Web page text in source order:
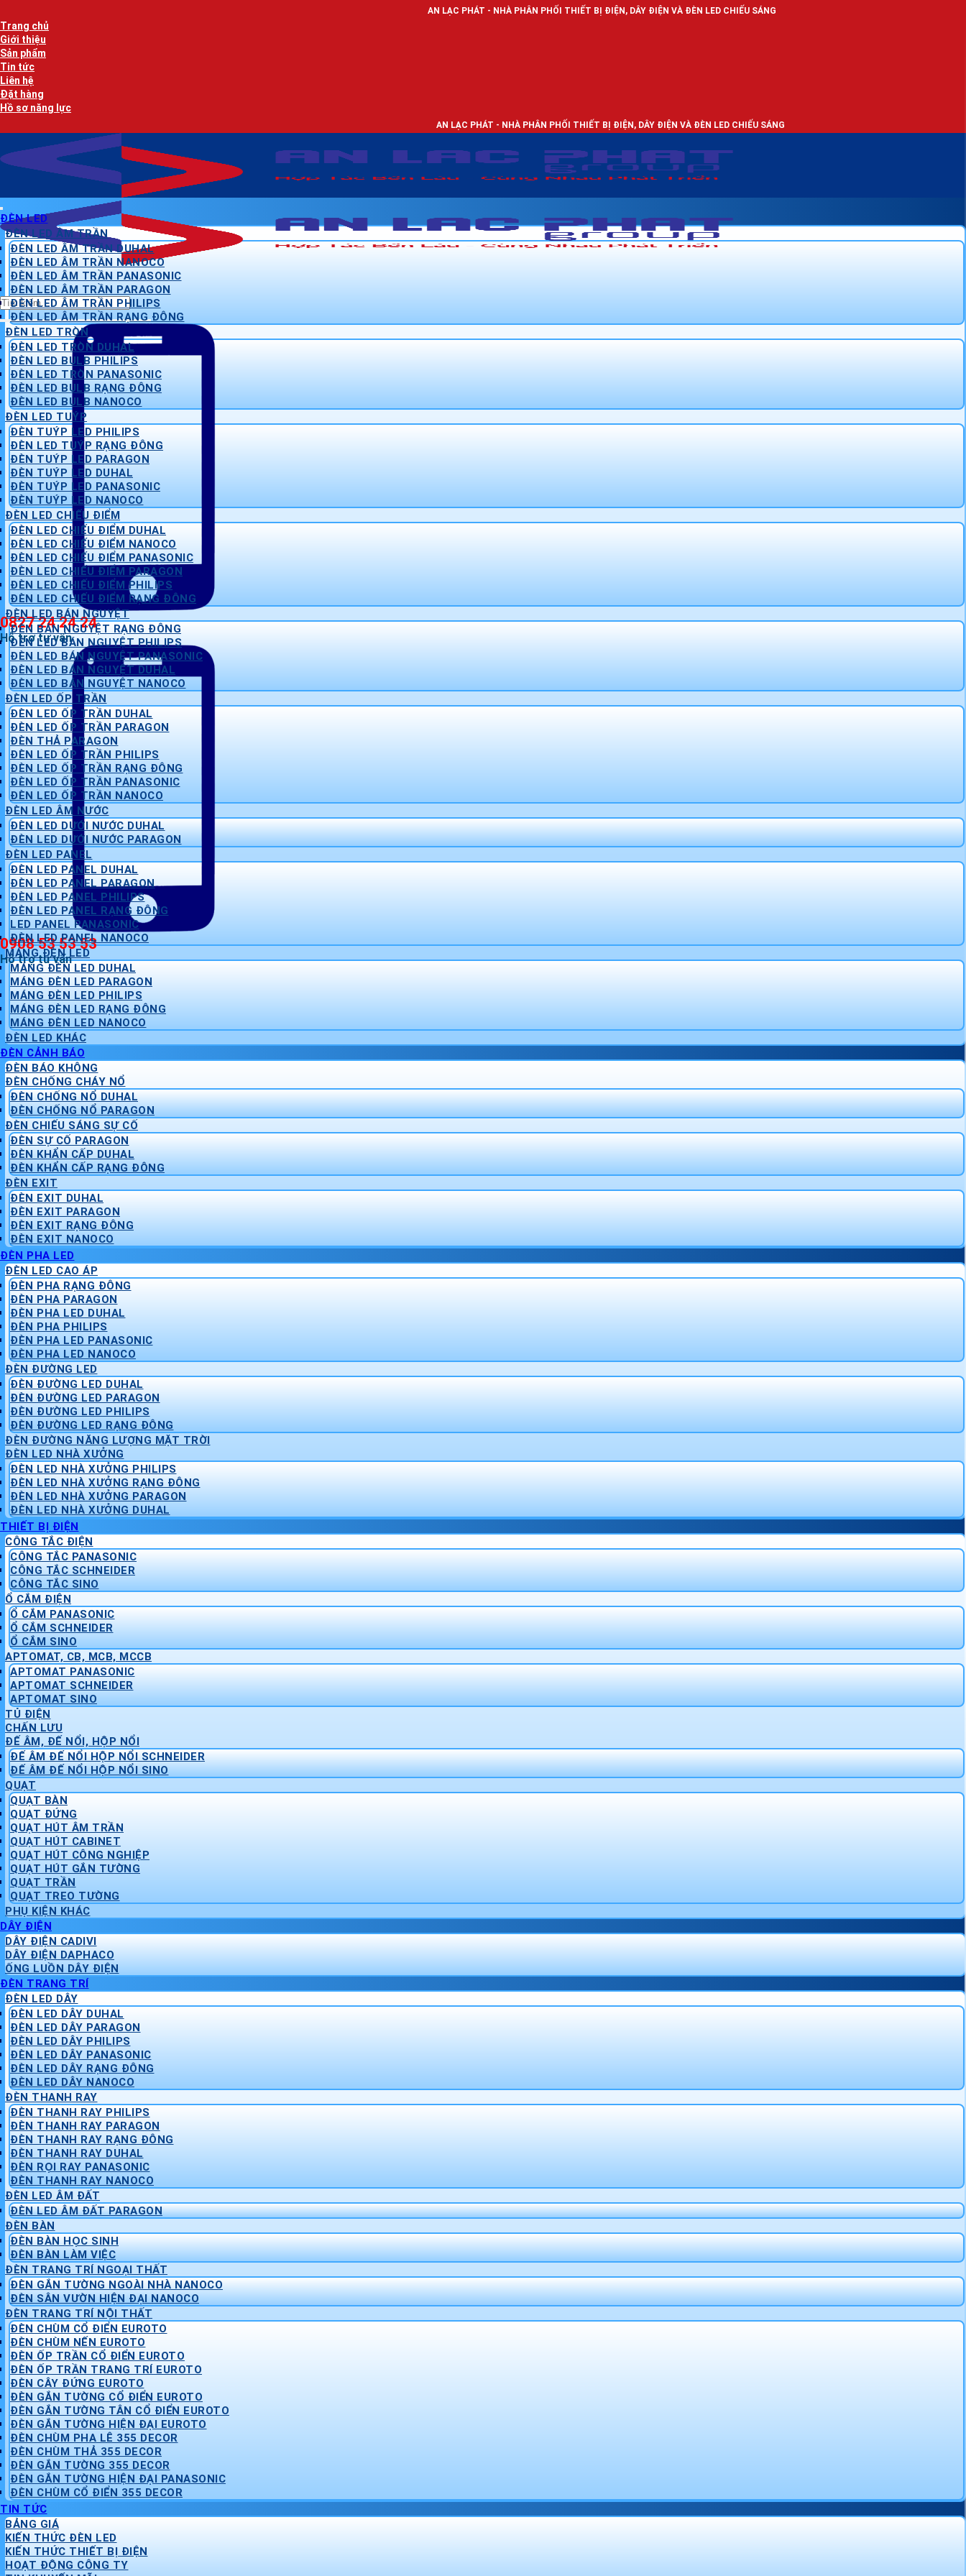
qua
nội
dung
AN LẠC PHÁT - NHÀ PHÂN PHỐI THIẾT BỊ ĐIỆN, DÂY ĐIỆN VÀ ĐÈN LED CHIẾU SÁNG
Trang chủ
Giới thiệu
Sản phẩm
Tin tức
Liên hệ
Đặt hàng
Hồ sơ năng lực
AN LẠC PHÁT - NHÀ PHÂN PHỐI THIẾT BỊ ĐIỆN, DÂY ĐIỆN VÀ ĐÈN LED CHIẾU SÁNG
Tìm
kiếm:
0827 24 24 24
Hỗ trợ tư vấn
0908 53 53 53
Hỗ trợ tư vấn
ĐÈN LED
ĐÈN LED ÂM TRẦN
ĐÈN LED ÂM TRẦN DUHAL
ĐÈN LED ÂM TRẦN NANOCO
ĐÈN LED ÂM TRẦN PANASONIC
ĐÈN LED ÂM TRẦN PARAGON
ĐÈN LED ÂM TRẦN PHILIPS
ĐÈN LED ÂM TRẦN RẠNG ĐÔNG
ĐÈN LED TRÒN
ĐÈN LED TRÒN DUHAL
ĐÈN LED BULB PHILIPS
ĐÈN LED TRÒN PANASONIC
ĐÈN LED BULB RẠNG ĐÔNG
ĐÈN LED BULB NANOCO
ĐÈN LED TUÝP
ĐÈN TUÝP LED PHILIPS
ĐÈN LED TUÝP RẠNG ĐÔNG
ĐÈN TUÝP LED PARAGON
ĐÈN TUÝP LED DUHAL
ĐÈN TUÝP LED PANASONIC
ĐÈN TUÝP LED NANOCO
ĐÈN LED CHIẾU ĐIỂM
ĐÈN LED CHIẾU ĐIỂM DUHAL
ĐÈN LED CHIẾU ĐIỂM NANOCO
ĐÈN LED CHIẾU ĐIỂM PANASONIC
ĐÈN LED CHIẾU ĐIỂM PARAGON
ĐÈN LED CHIẾU ĐIỂM PHILIPS
ĐÈN LED CHIẾU ĐIỂM RẠNG ĐÔNG
ĐÈN LED BÁN NGUYỆT
ĐÈN BÁN NGUYỆT RẠNG ĐÔNG
ĐÈN LED BÁN NGUYỆT PHILIPS
ĐÈN LED BÁN NGUYỆT PANASONIC
ĐÈN LED BÁN NGUYỆT DUHAL
ĐÈN LED BÁN NGUYỆT NANOCO
ĐÈN LED ỐP TRẦN
ĐÈN LED ỐP TRẦN DUHAL
ĐÈN LED ỐP TRẦN PARAGON
ĐÈN THẢ PARAGON
ĐÈN LED ỐP TRẦN PHILIPS
ĐÈN LED ỐP TRẦN RẠNG ĐÔNG
ĐÈN LED ỐP TRẦN PANASONIC
ĐÈN LED ỐP TRẦN NANOCO
ĐÈN LED ÂM NƯỚC
ĐÈN LED DƯỚI NƯỚC DUHAL
ĐÈN LED DƯỚI NƯỚC PARAGON
ĐÈN LED PANEL
ĐÈN LED PANEL DUHAL
ĐÈN LED PANEL PARAGON
ĐÈN LED PANEL PHILIPS
ĐÈN LED PANEL RẠNG ĐÔNG
LED PANEL PANASONIC
ĐÈN LED PANEL NANOCO
MÁNG ĐÈN LED
MÁNG ĐÈN LED DUHAL
MÁNG ĐÈN LED PARAGON
MÁNG ĐÈN LED PHILIPS
MÁNG ĐÈN LED RẠNG ĐÔNG
MÁNG ĐÈN LED NANOCO
ĐÈN LED KHÁC
ĐÈN CẢNH BÁO
ĐÈN BÁO KHÔNG
ĐÈN CHỐNG CHÁY NỔ
ĐÈN CHỐNG NỔ DUHAL
ĐÈN CHỐNG NỔ PARAGON
ĐÈN CHIẾU SÁNG SỰ CỐ
ĐÈN SỰ CỐ PARAGON
ĐÈN KHẨN CẤP DUHAL
ĐÈN KHẨN CẤP RẠNG ĐÔNG
ĐÈN EXIT
ĐÈN EXIT DUHAL
ĐÈN EXIT PARAGON
ĐÈN EXIT RẠNG ĐÔNG
ĐÈN EXIT NANOCO
ĐÈN PHA LED
ĐÈN LED CAO ÁP
ĐÈN PHA RẠNG ĐÔNG
ĐÈN PHA PARAGON
ĐÈN PHA LED DUHAL
ĐÈN PHA PHILIPS
ĐÈN PHA LED PANASONIC
ĐÈN PHA LED NANOCO
ĐÈN ĐƯỜNG LED
ĐÈN ĐƯỜNG LED DUHAL
ĐÈN ĐƯỜNG LED PARAGON
ĐÈN ĐƯỜNG LED PHILIPS
ĐÈN ĐƯỜNG LED RẠNG ĐÔNG
ĐÈN ĐƯỜNG NĂNG LƯỢNG MẶT TRỜI
ĐÈN LED NHÀ XƯỞNG
ĐÈN LED NHÀ XƯỞNG PHILIPS
ĐÈN LED NHÀ XƯỞNG RẠNG ĐÔNG
ĐÈN LED NHÀ XƯỞNG PARAGON
ĐÈN LED NHÀ XƯỞNG DUHAL
THIẾT BỊ ĐIỆN
CÔNG TẮC ĐIỆN
CÔNG TẮC PANASONIC
CÔNG TẮC SCHNEIDER
CÔNG TẮC SINO
Ổ CẮM ĐIỆN
Ổ CẮM PANASONIC
Ổ CẮM SCHNEIDER
Ổ CẮM SINO
APTOMAT, CB, MCB, MCCB
APTOMAT PANASONIC
APTOMAT SCHNEIDER
APTOMAT SINO
TỦ ĐIỆN
CHẤN LƯU
ĐẾ ÂM, ĐẾ NỔI, HỘP NỔI
ĐẾ ÂM ĐẾ NỔI HỘP NỔI SCHNEIDER
ĐẾ ÂM ĐẾ NỔI HỘP NỔI SINO
QUẠT
QUẠT BÀN
QUẠT ĐỨNG
QUẠT HÚT ÂM TRẦN
QUẠT HÚT CABINET
QUẠT HÚT CÔNG NGHIỆP
QUẠT HÚT GẮN TƯỜNG
QUẠT TRẦN
QUẠT TREO TƯỜNG
PHỤ KIỆN KHÁC
DÂY ĐIỆN
DÂY ĐIỆN CADIVI
DÂY ĐIỆN DAPHACO
ỐNG LUỒN DÂY ĐIỆN
ĐÈN TRANG TRÍ
ĐÈN LED DÂY
ĐÈN LED DÂY DUHAL
ĐÈN LED DÂY PARAGON
ĐÈN LED DÂY PHILIPS
ĐÈN LED DÂY PANASONIC
ĐÈN LED DÂY RẠNG ĐÔNG
ĐÈN LED DÂY NANOCO
ĐÈN THANH RAY
ĐÈN THANH RAY PHILIPS
ĐÈN THANH RAY PARAGON
ĐÈN THANH RAY RẠNG ĐÔNG
ĐÈN THANH RAY DUHAL
ĐÈN RỌI RAY PANASONIC
ĐÈN THANH RAY NANOCO
ĐÈN LED ÂM ĐẤT
ĐÈN LED ÂM ĐẤT PARAGON
ĐÈN BÀN
ĐÈN BÀN HỌC SINH
ĐÈN BÀN LÀM VIỆC
ĐÈN TRANG TRÍ NGOẠI THẤT
ĐÈN GẮN TƯỜNG NGOÀI NHÀ NANOCO
ĐÈN SÂN VƯỜN HIỆN ĐẠI NANOCO
ĐÈN TRANG TRÍ NỘI THẤT
ĐÈN CHÙM CỔ ĐIỂN EUROTO
ĐÈN CHÙM NẾN EUROTO
ĐÈN ỐP TRẦN CỔ ĐIỂN EUROTO
ĐÈN ỐP TRẦN TRANG TRÍ EUROTO
ĐÈN CÂY ĐỨNG EUROTO
ĐÈN GẮN TƯỜNG CỔ ĐIỂN EUROTO
ĐÈN GẮN TƯỜNG TÂN CỔ ĐIỂN EUROTO
ĐÈN GẮN TƯỜNG HIỆN ĐẠI EUROTO
ĐÈN CHÙM PHA LÊ 355 DECOR
ĐÈN CHÙM THẢ 355 DECOR
ĐÈN GẮN TƯỜNG 355 DECOR
ĐÈN GẮN TƯỜNG HIỆN ĐẠI PANASONIC
ĐÈN CHÙM CỔ ĐIỂN 355 DECOR
TIN TỨC
BẢNG GIÁ
KIẾN THỨC ĐÈN LED
KIẾN THỨC THIẾT BỊ ĐIỆN
HOẠT ĐỘNG CÔNG TY